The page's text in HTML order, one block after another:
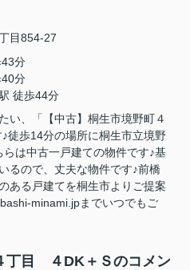
目854-27
43分
40分
徒歩44分
い、「【中古】桐生市境野町４
歩14分の場所に桐生市立境野
は中古一戸建ての物件です♪基
るので、丈夫な物件です♪前橋
ある戸建てを桐生市よりご提案
minami.jpまでいつでもご
丁目 ４DK＋Ｓのコメン